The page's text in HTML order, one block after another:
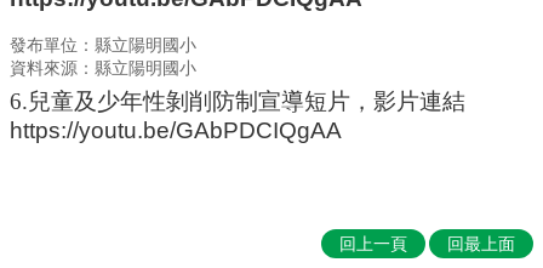
識
本
校
行
發布單位：縣立陽明國小
資料來源：縣立陽明國小
6.兒童及少年性剝削防制宣導短片，影片連結
https://youtu.be/GAbPDCIQgAA
回上一頁 回最上面